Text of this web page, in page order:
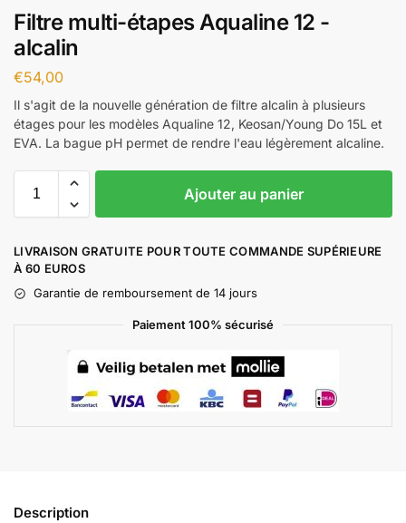
Filtre multi-étapes Aqualine 12 -
alcalin
€54,00
Il s'agit de la nouvelle génération de filtre alcalin à plusieurs
étages pour les modèles Aqualine 12, Keosan/Young Do 15L et
EVA. La bague pH permet de rendre l'eau légèrement alcaline.
Ajouter au panier
LIVRAISON GRATUITE POUR TOUTE COMMANDE SUPÉRIEURE
À 60 EUROS
Garantie de remboursement de 14 jours
Paiement 100% sécurisé
Description